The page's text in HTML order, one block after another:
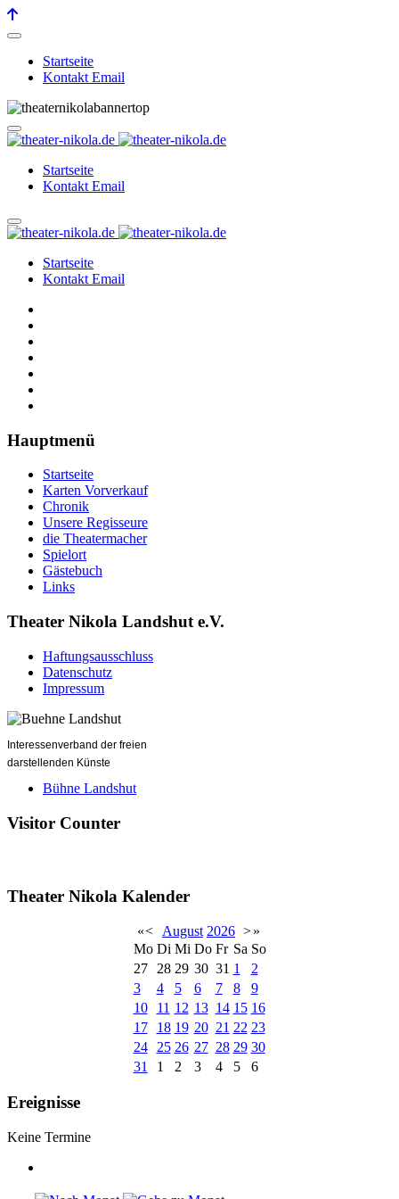
Startseite
Kontakt Email
Startseite
Kontakt Email
Startseite
Kontakt Email
Hauptmenü
Startseite
Karten Vorverkauf
Chronik
Unsere Regisseure
die Theatermacher
Spielort
Gästebuch
Links
Theater Nikola Landshut e.V.
Haftungsausschluss
Datenschutz
Impressum
Interessenverband der freien
darstellenden Künste
Bühne Landshut
Visitor Counter
Theater Nikola Kalender
«< August 2026 >»
Mo Di Mi Do Fr Sa So
27
28 29 30 31 1
2
3
4 5 6 7 8
9
10
11 12 13 14 15 16
17
18 19 20 21 22 23
24
25 26 27 28 29 30
31
1 2 3 4 5 6
Ereignisse
Keine Termine